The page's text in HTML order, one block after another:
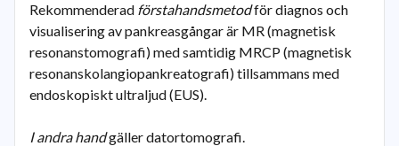
Rekommenderad förstahandsmetodför diagnos och
visualisering av pankreasgångar är MR (magnetisk
resonanstomografi) med samtidig MRCP (magnetisk
resonanskolangiopankreatografi) tillsammans med
endoskopiskt ultraljud (EUS).
I andra handgäller datortomografi.